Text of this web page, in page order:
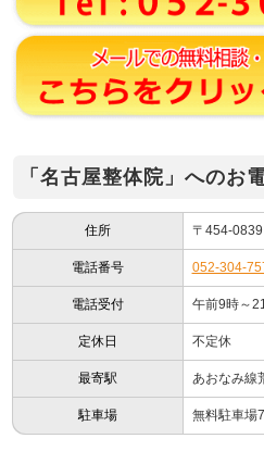
「名古屋整体院」へのお
住所 〒454-
電話番号 052-304-
電話受付 午前9時～
定休日 不定休
最寄駅 あおなみ線
駐車場 無料駐車場